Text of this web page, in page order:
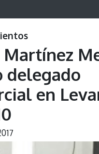
Martínez
delegado
en